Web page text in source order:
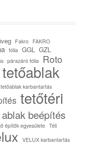
Fakro FAKRO
fólia GGL GZL
párazáró fólia Roto
tetőablak
tetőablak karbantartás
tetőtéri
beépítés
építők egyesülete Téli
VELUX karbantartás